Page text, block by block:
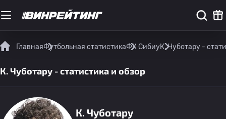
ГлавнаяФутбольная статистикаФК СибиуК. Чуботару -
К. Чуботару - статистика и обзор
К. Чуботару